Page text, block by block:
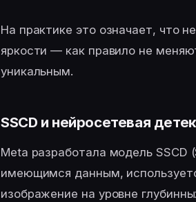
На практике это означает, что
яркости — как правило не
уникальным.
SSCD и нейросетевая
Meta разработала модель SSCD
имеющимся данным,
изображение на уровне